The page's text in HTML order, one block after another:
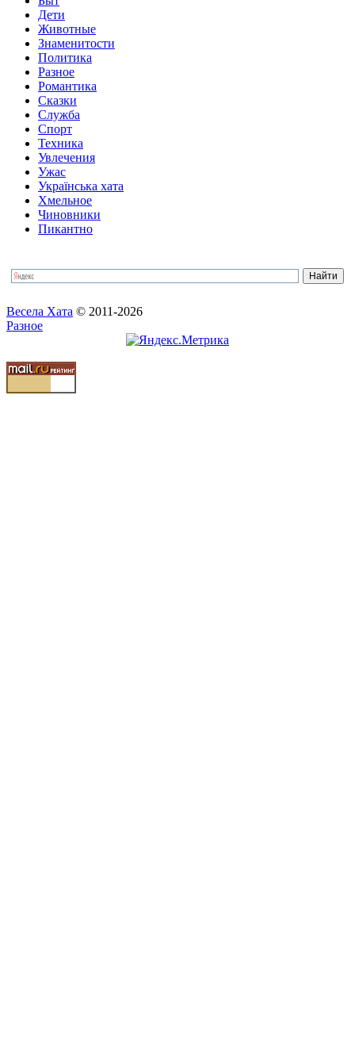
Дети
Животные
Знаменитости
Политика
Разное
Романтика
Сказки
Служба
Спорт
Техника
Увлечения
Ужас
Українська хата
Хмельное
Чиновники
Пикантно
Весела Хата © 2011-2026
Разное